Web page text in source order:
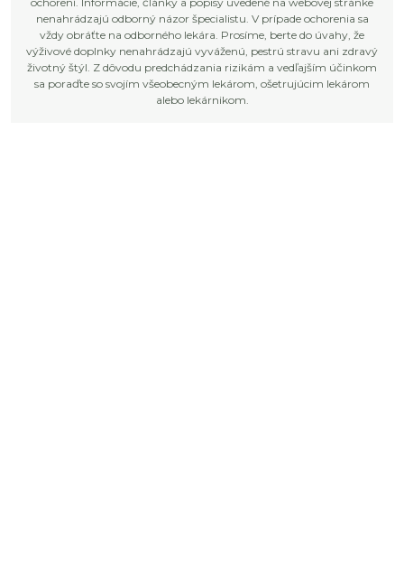
nenahrádzajú odborný názor špecialistu. V prípade ochorenia sa
vždy obráťte na odborného lekára. Prosíme, berte do úvahy, že
výživové doplnky nenahrádzajú vyváženú, pestrú stravu ani zdravý
životný štýl. Z dôvodu predchádzania rizikám a vedľajším účinkom
sa poraďte so svojím všeobecným lekárom, ošetrujúcim lekárom
alebo lekárnikom.